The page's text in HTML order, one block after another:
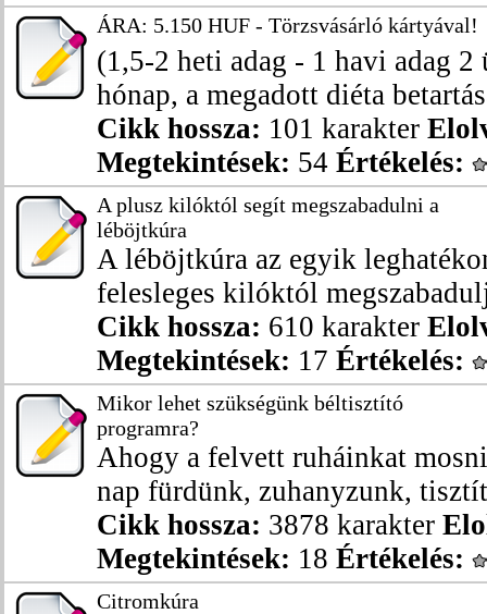
ÁRA: 5.150 HUF - Törzsvásárló kártyával!
(1,5-2 heti adag - 1 havi adag
hónap, a megadott diéta
Cikk hossza: 101 karakter
Megtekintések: 54 Értékelés:
A plusz kilóktól segít megszabadulni a
léböjtkúra
A léböjtkúra az egyik
felesleges kilóktól
Cikk hossza: 610 karakter
Megtekintések: 17 Értékelés:
Mikor lehet szükségünk béltisztító
programra?
Ahogy a felvett ruháinkat
nap fürdünk, zuhanyzunk,
Cikk hossza: 3878 karakter
Megtekintések: 18 Értékelés:
Citromkúra